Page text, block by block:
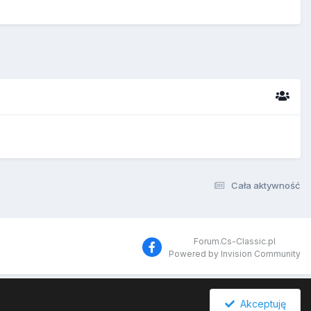
Cała aktywność
Forum.Cs-Classic.pl
Powered by Invision Community
Akceptuję